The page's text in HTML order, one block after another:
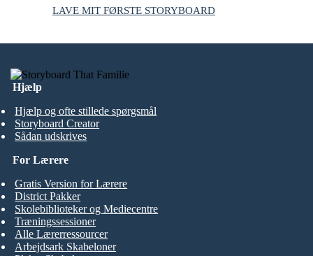
LAVE MIT FØRSTE STORYBOARD
Hjælp
Hjælp og ofte stillede spørgsmål
Storyboard Creator
Sådan udskrives
For Lærere
Gratis Version for Lærere
District Pakker
Skolebiblioteker og Mediecentre
Træningssessioner
Alle Lærerressourcer
Arbejdsark Skabeloner